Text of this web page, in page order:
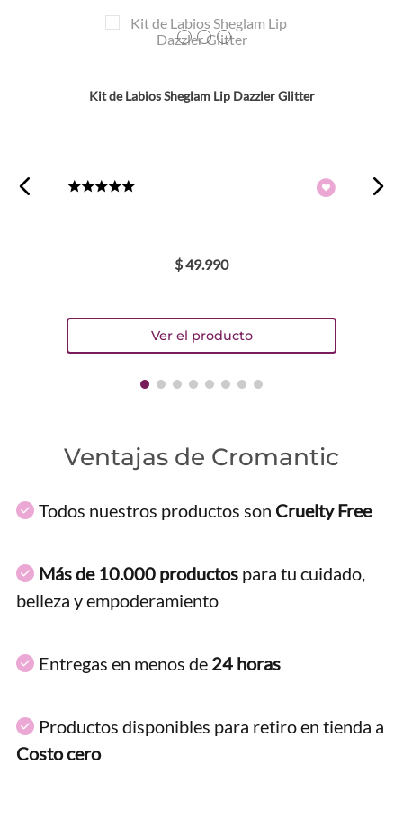
Kit de Labios Sheglam Lip Dazzler Glitter
$49.990
Ventajas de Cromantic
Todos nuestros productos son Cruelty Free
Más de 10.000 productos para tu cuidado,
belleza y empoderamiento
Entregas en menos de 24 horas
Productos disponibles para retiro en tienda a
Costo cero